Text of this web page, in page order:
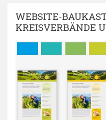
WEBSITE-
KREISVERBÄNDE